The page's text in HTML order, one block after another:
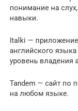
понимание на
навыки.
Italki — приложение
английского
уровень владения
Tandem — сайт по
на любом языке.